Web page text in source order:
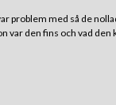
problem med så de
var den fins och vad den